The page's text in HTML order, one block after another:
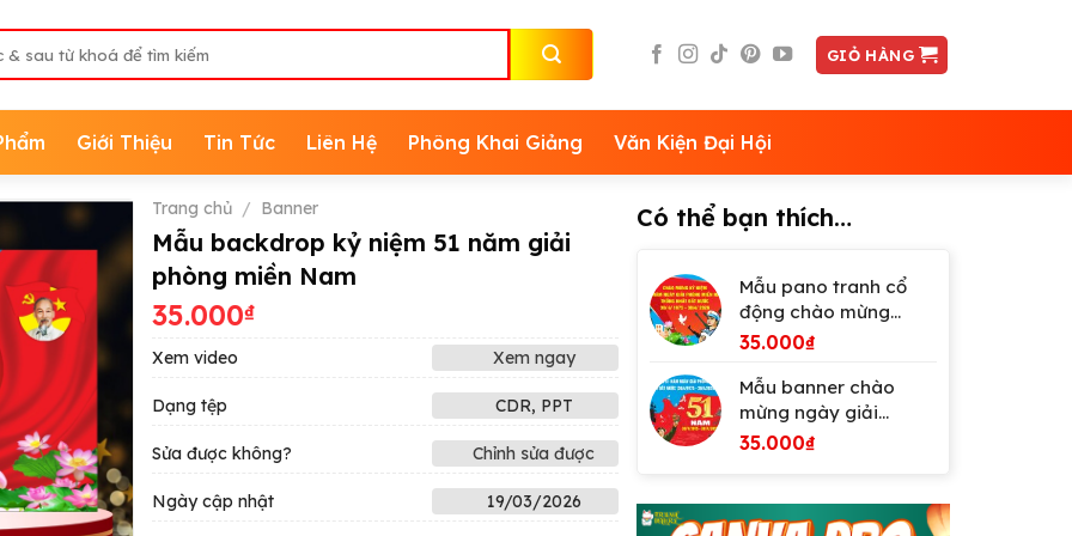
GIỎ HÀNG
Giới Thiệu Tin Tức Liên Hệ Phông Khai Giảng Văn Kiện Đại Hội
Trang chủ / Banner
Mẫu backdrop kỷ niệm 51 năm giải
phòng miền Nam
35.000₫
Xem video Xem ngay
Dạng tệp CDR, PPT
Sửa được không? Chỉnh sửa được
Ngày cập nhật 19/03/2026
Có thể bạn thích…
Mẫu pano tranh cổ
động chào mừng
ngày giải phóng miền
35.000₫
Mẫu banner chào
mừng ngày giải
phòng miền Nam 30-4
35.000₫